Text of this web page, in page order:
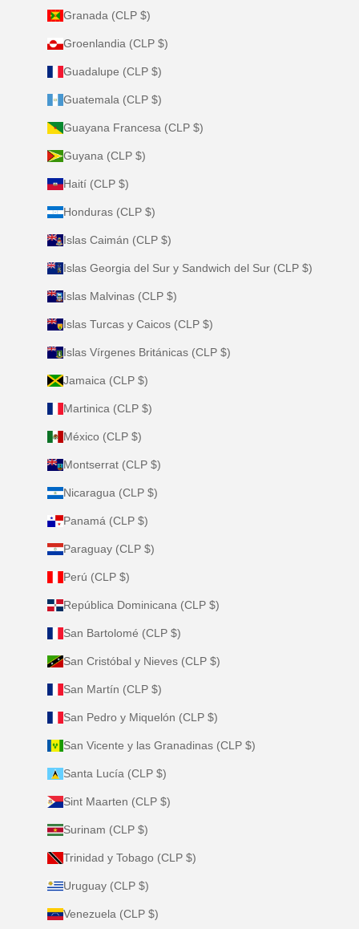
Granada (CLP $)
Groenlandia (CLP $)
Guadalupe (CLP $)
Guatemala (CLP $)
Guayana Francesa (CLP $)
Guyana (CLP $)
Haití (CLP $)
Honduras (CLP $)
Islas Caimán (CLP $)
Islas Georgia del Sur y Sandwich del Sur (CLP $)
Islas Malvinas (CLP $)
Islas Turcas y Caicos (CLP $)
Islas Vírgenes Británicas (CLP $)
Jamaica (CLP $)
Martinica (CLP $)
México (CLP $)
Montserrat (CLP $)
Nicaragua (CLP $)
Panamá (CLP $)
Paraguay (CLP $)
Perú (CLP $)
República Dominicana (CLP $)
San Bartolomé (CLP $)
San Cristóbal y Nieves (CLP $)
San Martín (CLP $)
San Pedro y Miquelón (CLP $)
San Vicente y las Granadinas (CLP $)
Santa Lucía (CLP $)
Sint Maarten (CLP $)
Surinam (CLP $)
Trinidad y Tobago (CLP $)
Uruguay (CLP $)
Venezuela (CLP $)